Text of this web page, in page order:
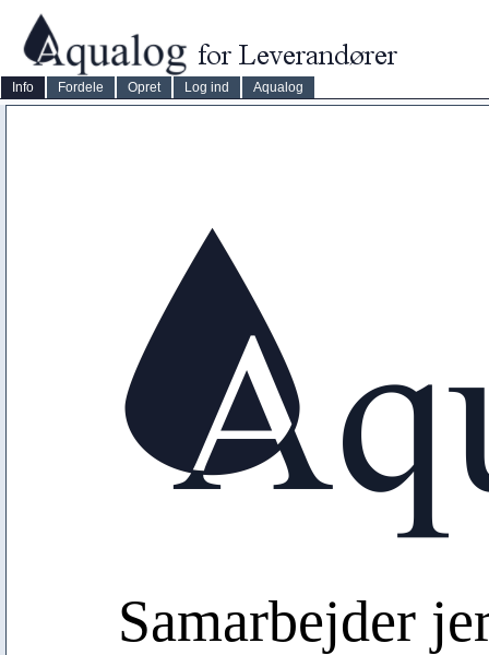
Info Fordele Opret Log ind Aqualog
Samarbejder